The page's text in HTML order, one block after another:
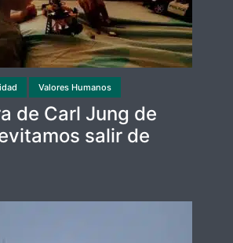
Valores Humanos
de Carl Jung de
salir de